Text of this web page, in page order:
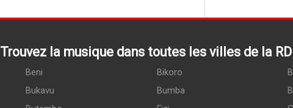
Trouvez la musique dans toutes les villes de la
Beni Bikoro
Bukavu Bumba